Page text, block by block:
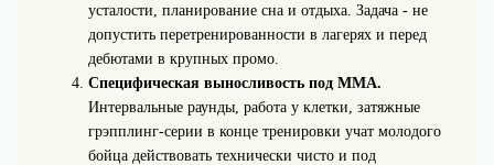
усталости, планирование сна и отдыха. Задача - не
допустить перетренированности в лагерях и перед
дебютами в крупных промо.
Специфическая выносливость под ММА.
Интервальные раунды, работа у клетки, затяжные
грэпплинг‑серии в конце тренировки учат молодого
бойца действовать технически чисто и под